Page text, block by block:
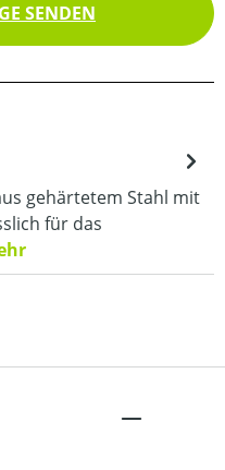
SENDEN
gehärtetem Stahl mit
für das